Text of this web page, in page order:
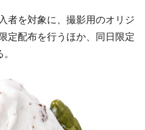
者を対象に、撮影用のオリジ
定配布を行うほか、同日限定